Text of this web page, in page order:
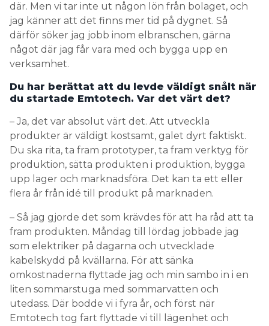
där. Men vi tar inte ut någon lön från bolaget, och
jag känner att det finns mer tid på dygnet. Så
därför söker jag jobb inom elbranschen, gärna
något där jag får vara med och bygga upp en
verksamhet.
Du har berättat att du levde väldigt snålt när
du startade Emtotech. Var det värt det?
– Ja, det var absolut värt det. Att utveckla
produkter är väldigt kostsamt, galet dyrt faktiskt.
Du ska rita, ta fram prototyper, ta fram verktyg för
produktion, sätta produkten i produktion, bygga
upp lager och marknadsföra. Det kan ta ett eller
flera år från idé till produkt på marknaden.
– Så jag gjorde det som krävdes för att ha råd att ta
fram produkten. Måndag till lördag jobbade jag
som elektriker på dagarna och utvecklade
kabelskydd på kvällarna. För att sänka
omkostnaderna flyttade jag och min sambo in i en
liten sommarstuga med sommarvatten och
utedass. Där bodde vi i fyra år, och först när
Emtotech tog fart flyttade vi till lägenhet och